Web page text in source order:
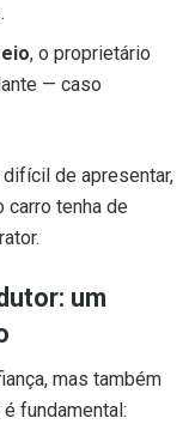
, o proprietário
— caso
de apresentar,
carro tenha de
um
mas também
fundamental: